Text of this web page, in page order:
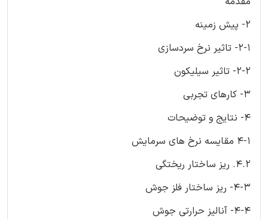
2- پیش زمینه
2-1- تاثیر نرخ سردسازی
2-2- تاثیر سیلیکون
3- کارهای تجربی
4- نتایج و توضیحات
4-1 مقایسه نرخ های سرمایش
4.2. ریز ساختار ریختگی
4-3- ریز ساختار فلز جوش
4-4- آنالیز حرارتی جوش